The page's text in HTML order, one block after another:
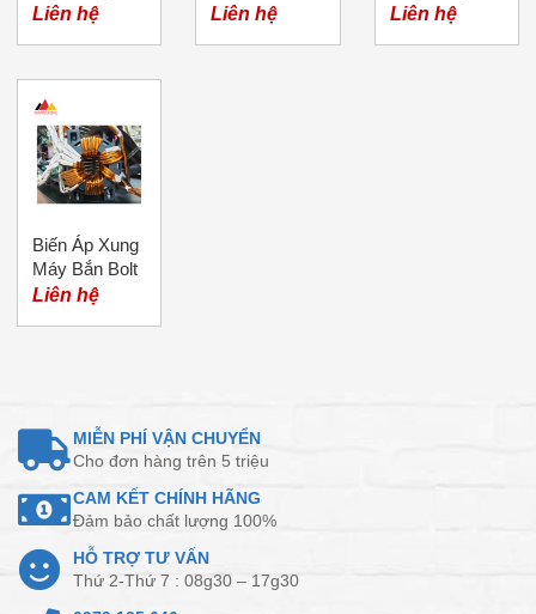
Bolt
Liên hệ
Liên hệ
Bolt
Liên hệ
Biến Áp Xung
Máy Bắn Bolt
Liên hệ
MIỄN PHÍ VẬN CHUYỂN
Cho đơn hàng trên 5 triệu
CAM KẾT CHÍNH HÃNG
Đảm bảo chất lượng 100%
HỖ TRỢ TƯ VẤN
Thứ 2-Thứ 7 : 08g30 – 17g30